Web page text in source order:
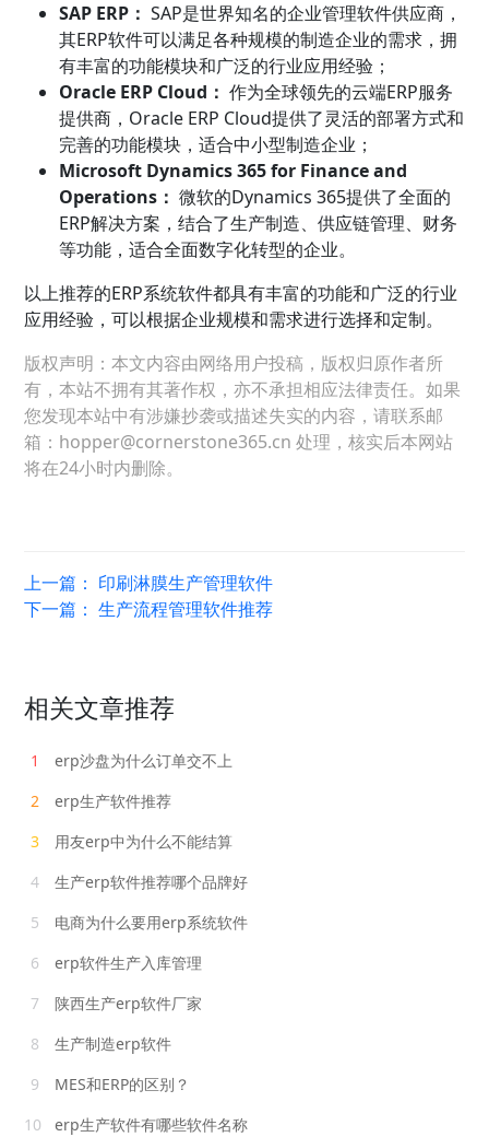
SAP ERP： SAP是世界知名的企业管理软件供应商，
其ERP软件可以满足各种规模的制造企业的需求，拥
有丰富的功能模块和广泛的行业应用经验；
Oracle ERP Cloud： 作为全球领先的云端ERP服务
提供商，Oracle ERP Cloud提供了灵活的部署方式和
完善的功能模块，适合中小型制造企业；
Microsoft Dynamics 365 for Finance and
Operations： 微软的Dynamics 365提供了全面的
ERP解决方案，结合了生产制造、供应链管理、财务
等功能，适合全面数字化转型的企业。
以上推荐的ERP系统软件都具有丰富的功能和广泛的行业
应用经验，可以根据企业规模和需求进行选择和定制。
版权声明：本文内容由网络用户投稿，版权归原作者所
有，本站不拥有其著作权，亦不承担相应法律责任。如果
您发现本站中有涉嫌抄袭或描述失实的内容，请联系邮
箱：hopper@cornerstone365.cn 处理，核实后本网站
将在24小时内删除。
上一篇： 印刷淋膜生产管理软件
下一篇：生产流程管理软件推荐
相关文章推荐
1
erp沙盘为什么订单交不上
2
erp生产软件推荐
3
用友erp中为什么不能结算
4
生产erp软件推荐哪个品牌好
5
电商为什么要用erp系统软件
6
erp软件生产入库管理
7
陕西生产erp软件厂家
8
生产制造erp软件
9
MES和ERP的区别？
10
erp生产软件有哪些软件名称